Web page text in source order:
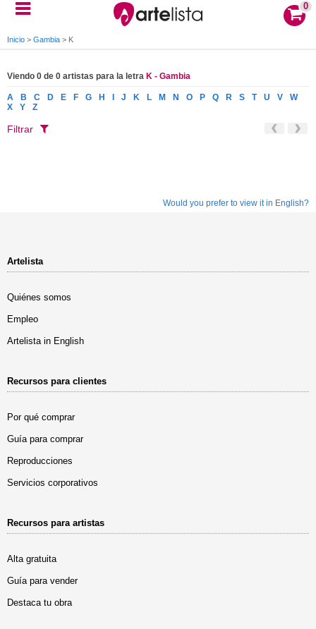
0
Inicio > Gambia > K
Viendo 0 de 0 artistas para la letra K - Gambia
A B C D E F G H J K L M N O P Q R S T U V
W
X
Y Z
Filtrar
Would you prefer to view it in English?
Artelista
Quiénes somos
Empleo
Artelista in English
Recursos para clientes
Por qué comprar
Guía para comprar
Reproducciones
Servicios corporativos
Recursos para artistas
Alta gratuita
Guía para vender
Destaca tu obra